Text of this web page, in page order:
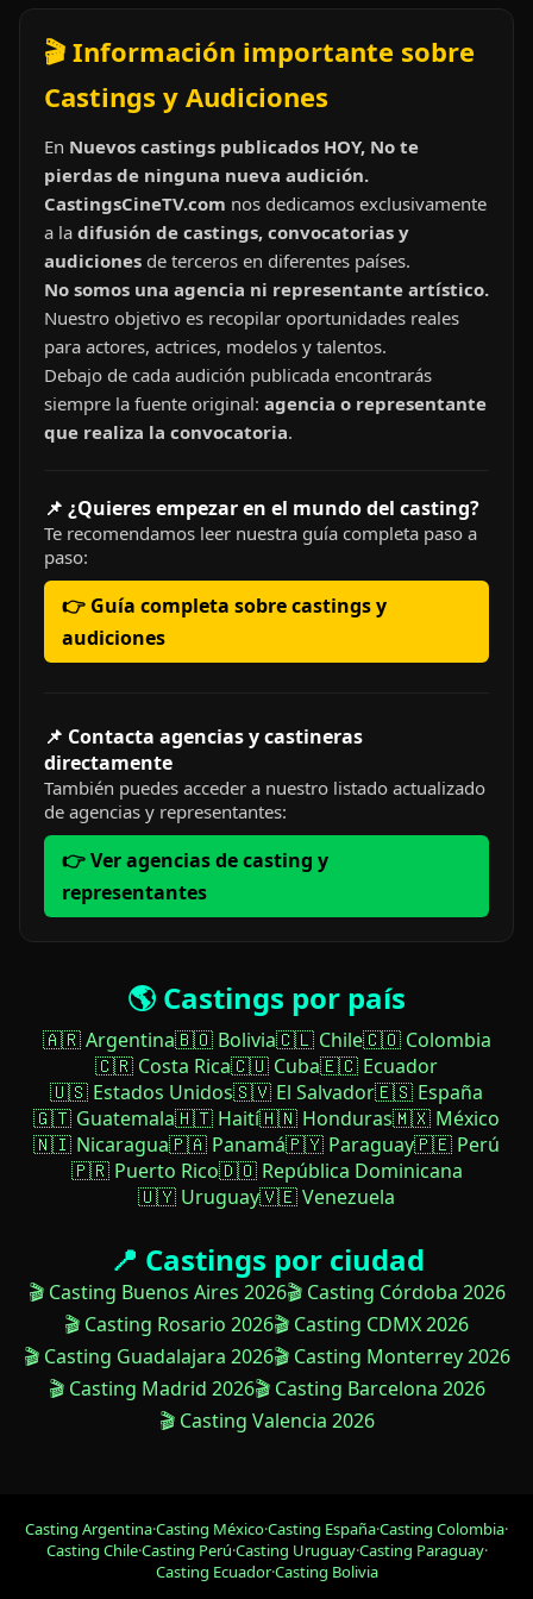
🎬 Información importante sobre
Castings y Audiciones
En Nuevos castings publicados HOY, No te
pierdas de ninguna nueva audición.
CastingsCineTV.com nos dedicamos exclusivamente
a la difusión de castings, convocatorias y
audiciones de terceros en diferentes países.
No somos una agencia ni representante artístico.
Nuestro objetivo es recopilar oportunidades reales
para actores, actrices, modelos y talentos.
Debajo de cada audición publicada encontrarás
siempre la fuente original: agencia o representante
que realiza la convocatoria.
📌 ¿Quieres empezar en el mundo del casting?
Te recomendamos leer nuestra guía completa paso a
paso:
👉 Guía completa sobre castings y
audiciones
📌 Contacta agencias y castineras
directamente
También puedes acceder a nuestro listado actualizado
de agencias y representantes:
👉 Ver agencias de casting y
representantes
🌎 Castings por país
🇦🇷 Argentina🇧🇴 Bolivia🇨🇱 Chile🇨🇴 Colombia
🇨🇷 Costa Rica🇨🇺 Cuba🇪🇨 Ecuador
🇺🇸 Estados Unidos🇸🇻 El Salvador🇪🇸 España
🇬🇹 Guatemala🇭🇹 Haití🇭🇳 Honduras🇲🇽 México
🇳🇮 Nicaragua🇵🇦 Panamá🇵🇾 Paraguay🇵🇪 Perú
🇵🇷 Puerto Rico🇩🇴 República Dominicana
🇺🇾 Uruguay🇻🇪 Venezuela
📍 Castings por ciudad
🎬 Casting Buenos Aires 2026🎬 Casting Córdoba 2026
🎬 Casting Rosario 2026🎬 Casting CDMX 2026
🎬 Casting Guadalajara 2026🎬 Casting Monterrey 2026
🎬 Casting Madrid 2026🎬 Casting Barcelona 2026
🎬 Casting Valencia 2026
Casting Argentina·Casting México·Casting España·Casting Colombia·
Casting Chile·Casting Perú·Casting Uruguay·Casting Paraguay·
Casting Ecuador·Casting Bolivia